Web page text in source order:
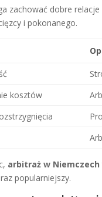
zachować dobre
i pokonanego.
kosztów
arbitraż w Niemczech
popularniejszy.